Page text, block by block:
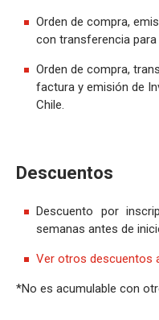
Orden de compra,
con transferencia para
Orden de compra,
factura y emisión de
Chile.
Descuentos
Descuento por
semanas antes de
Ver otros descuentos
*No es acumulable con